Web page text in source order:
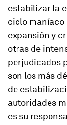
estabilizar la
ciclo
expansión y
otras de
perjudicados
son los más
de
autoridades
es su